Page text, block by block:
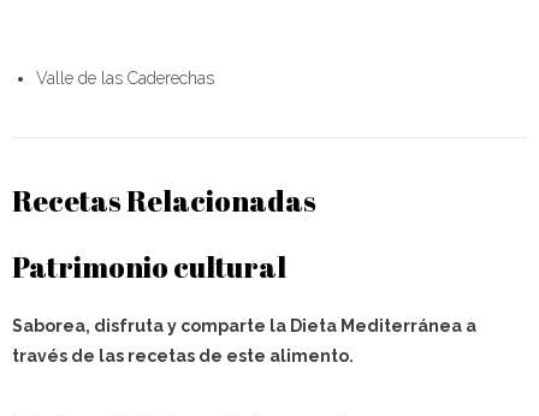
Valle de las Caderechas
Recetas Relacionadas
Patrimonio cultural
Saborea, disfruta y comparte la Dieta Mediterránea a
través de las recetas de este alimento.